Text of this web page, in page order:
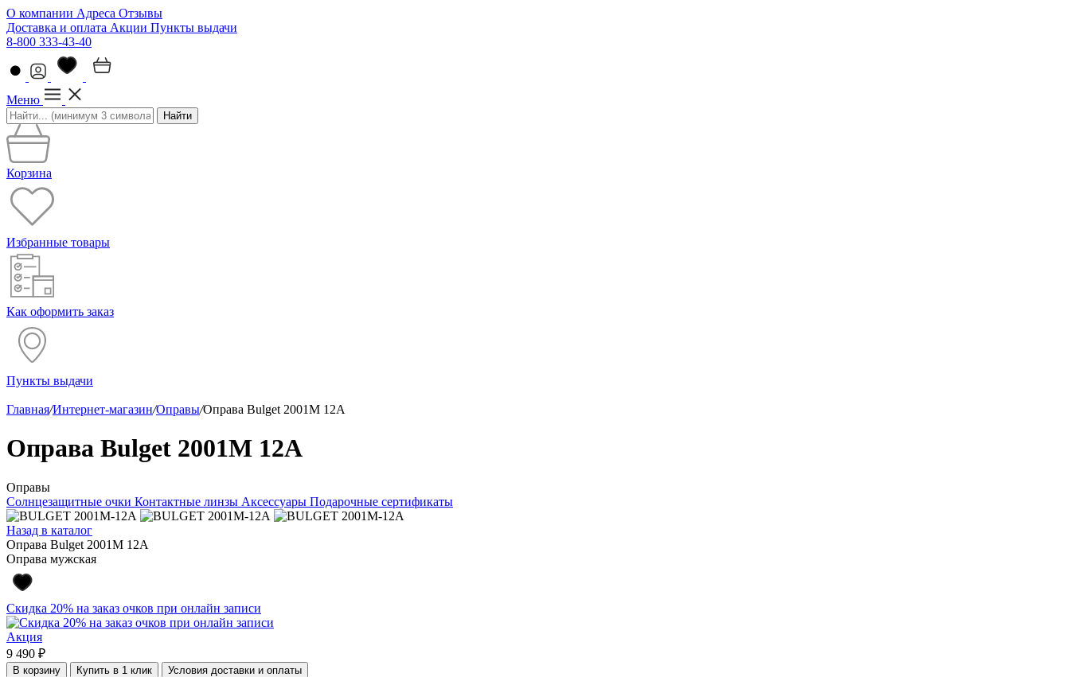
О компании Адреса Отзывы
Доставка и оплата Акции Пункты выдачи
8-800 333-43-40
Меню
Найти
Корзина
Избранные товары
Как оформить заказ
Пункты выдачи
Главная/Интернет-магазин/Оправы/Оправа Bulget 2001M 12A
Оправа Bulget 2001M 12A
Оправы
Солнцезащитные очки Контактные линзы Аксессуары Подарочные сертификаты
Назад в каталог
Оправа Bulget 2001M 12A
Оправа мужская
Скидка 20% на заказ очков при онлайн записи
Акция
9 490 ₽
В корзину Купить в 1 клик Условия доставки и оплаты